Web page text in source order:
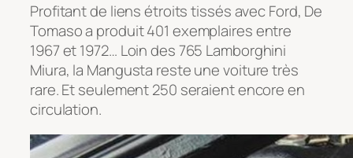
Profitant de liens étroits tissés avec Ford, De
Tomaso a produit 401 exemplaires entre
1967 et 1972… Loin des 765 Lamborghini
Miura, la Mangusta reste une voiture très
rare. Et seulement 250 seraient encore en
circulation.